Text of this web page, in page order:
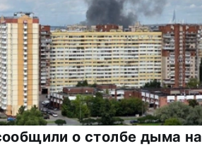
о столбе дыма на